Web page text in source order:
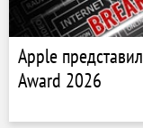
Apple
Award 2026